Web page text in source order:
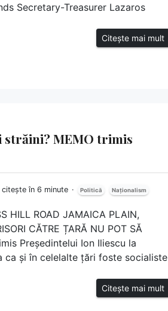
Secretary-Treasurer Lazaros
Citește mai mult
străini? MEMO trimis
citește în 6 minute Politică Naționalism
HILL ROAD JAMAICA PLAIN,
CĂTRE ȚARĂ NU POT SĂ
Președintelui Ion Iliescu la
ca și în celelalte țări foste socialiste
Citește mai mult